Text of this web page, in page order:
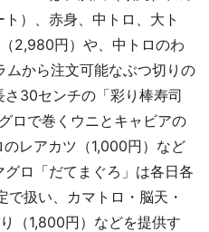
）、赤身、中トロ、大ト
2,980円）や、中トロのわ
ムから注文可能なぶつ切りの
30センチの「彩り棒寿司
ロで巻くウニとキャビアの
レアカツ（1,000円）など
ロ「だてまぐろ」は各日各
扱い、カマトロ・脳天・
（1,800円）などを提供す